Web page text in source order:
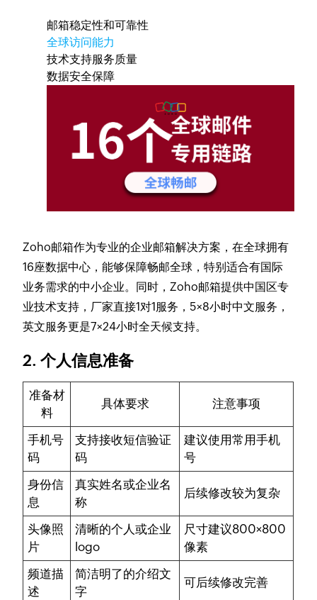
邮箱稳定性和可靠性
全球访问能力
技术支持服务质量
数据安全保障
Zoho邮箱作为专业的企业邮箱解决方案，在全球拥有
16座数据中心，能够保障畅邮全球，特别适合有国际
业务需求的中小企业。同时，Zoho邮箱提供中国区专
业技术支持，厂家直接1对1服务，5×8小时中文服务，
英文服务更是7×24小时全天候支持。
2. 个人信息准备
准备材
料
具体要求 注意事项
手机号
码
支持接收短信验证
码
建议使用常用手机
号
身份信
息
真实姓名或企业名
称
后续修改较为复杂
头像照
片
清晰的个人或企业
logo
尺寸建议800×800
像素
频道描
述
简洁明了的介绍文
字
可后续修改完善